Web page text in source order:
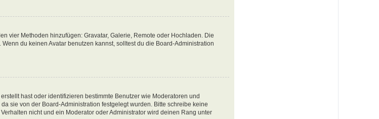
vier Methoden hinzufügen: Gravatar, Galerie, Remote oder Hochladen. Die
du keinen Avatar benutzen kannst, solltest du die Board-Administration
hast oder identifizieren bestimmte Benutzer wie Moderatoren und
sie von der Board-Administration festgelegt wurden. Bitte schreibe keine
nicht und ein Moderator oder Administrator wird deinen Rang unter